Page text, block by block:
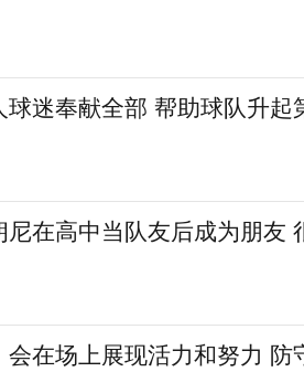
迷奉献全部 帮助球队升起
在高中当队友后成为朋友
在场上展现活力和努力 防